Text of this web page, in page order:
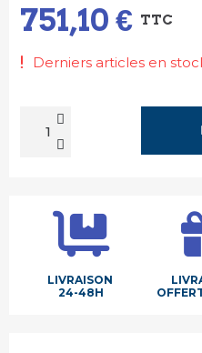
751,10 € TTC
Derniers articles en
LIVRAISON
24-48H